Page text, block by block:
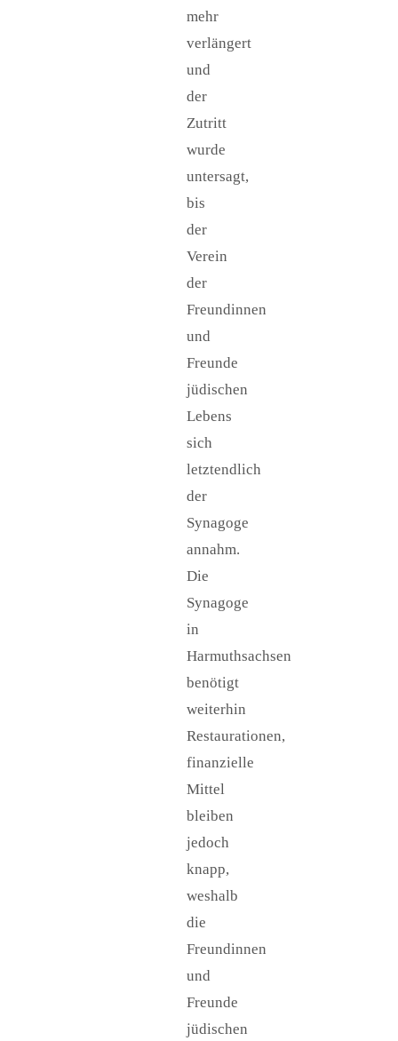
mehr
verlängert
und
der
Zutritt
wurde
untersagt,
bis
der
Verein
der
Freundinnen
und
Freunde
jüdischen
Lebens
sich
letztendlich
der
Synagoge
annahm.
Die
Synagoge
in
Harmuthsachsen
benötigt
weiterhin
Restaurationen,
finanzielle
Mittel
bleiben
jedoch
knapp,
weshalb
die
Freundinnen
und
Freunde
jüdischen